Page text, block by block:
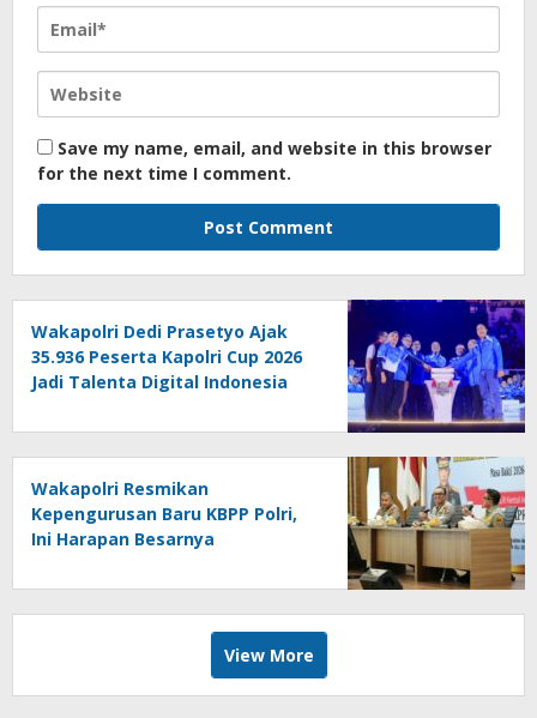
Save my name, email, and website in this browser
for the next time I comment.
Wakapolri Dedi Prasetyo Ajak
35.936 Peserta Kapolri Cup 2026
Jadi Talenta Digital Indonesia
Wakapolri Resmikan
Kepengurusan Baru KBPP Polri,
Ini Harapan Besarnya
View More